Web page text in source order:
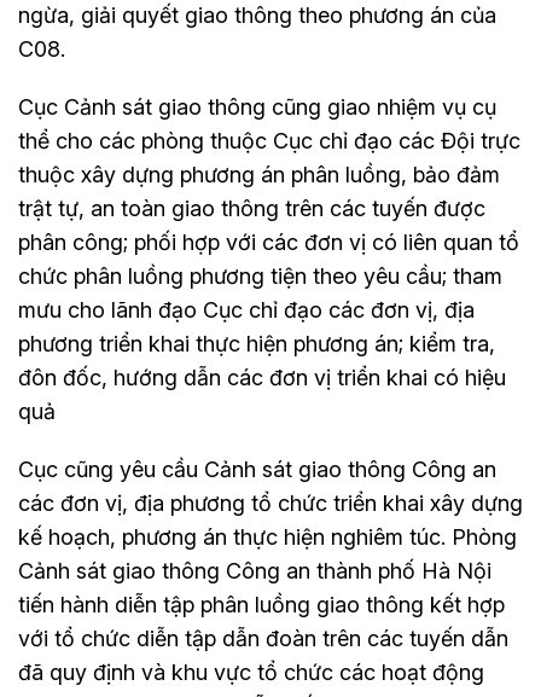
ngừa, giải quyết giao thông theo phương án của
C08.
Cục Cảnh sát giao thông cũng giao nhiệm vụ cụ
thể cho các phòng thuộc Cục chỉ đạo các Đội trực
thuộc xây dựng phương án phân luồng, bảo đảm
trật tự, an toàn giao thông trên các tuyến được
phân công; phối hợp với các đơn vị có liên quan tổ
chức phân luồng phương tiện theo yêu cầu; tham
mưu cho lãnh đạo Cục chỉ đạo các đơn vị, địa
phương triển khai thực hiện phương án; kiểm tra,
đôn đốc, hướng dẫn các đơn vị triển khai có hiệu
quả
Cục cũng yêu cầu Cảnh sát giao thông Công an
các đơn vị, địa phương tổ chức triển khai xây dựng
kế hoạch, phương án thực hiện nghiêm túc. Phòng
Cảnh sát giao thông Công an thành phố Hà Nội
tiến hành diễn tập phân luồng giao thông kết hợp
với tổ chức diễn tập dẫn đoàn trên các tuyến dẫn
đã quy định và khu vực tổ chức các hoạt động